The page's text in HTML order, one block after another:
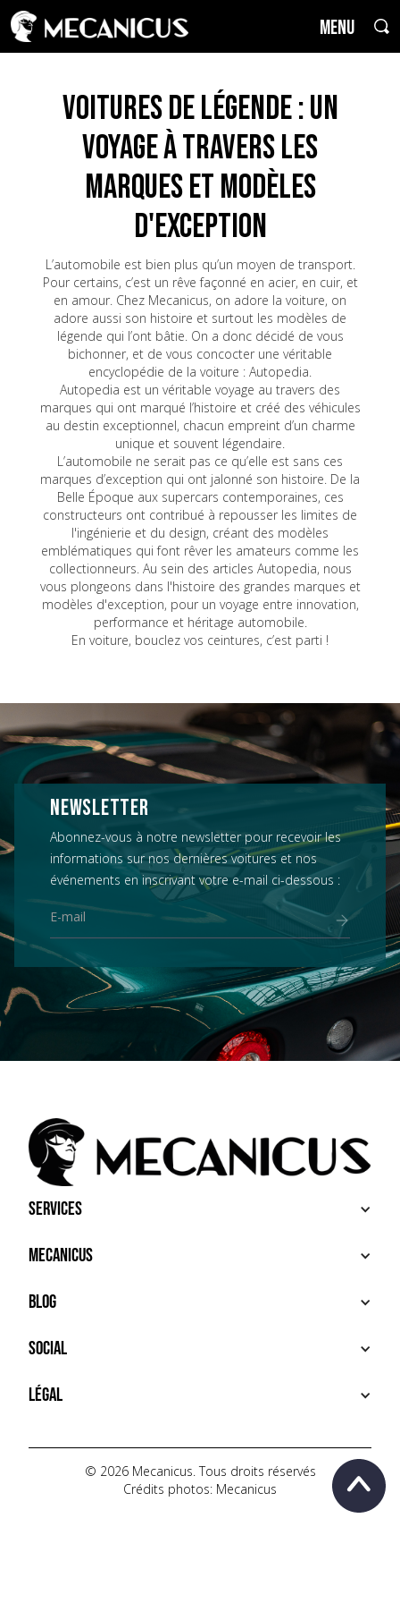
MENU
Voitures de Légende : un
voyage à travers les
marques et modèles
d'exception
L’automobile est bien plus qu’un moyen de transport.
Pour certains, c’est un rêve façonné en acier, en cuir, et
en amour. Chez Mecanicus, on adore la voiture, on
adore aussi son histoire et surtout les modèles de
légende qui l’ont bâtie. On a donc décidé de vous
bichonner, et de vous concocter une véritable
encyclopédie de la voiture : Autopedia.
Autopedia est un véritable voyage au travers des
marques qui ont marqué l’histoire et créé des véhicules
au destin exceptionnel, chacun empreint d’un charme
unique et souvent légendaire.
L’automobile ne serait pas ce qu’elle est sans ces
marques d’exception qui ont jalonné son histoire. De la
Belle Époque aux supercars contemporaines, ces
constructeurs ont contribué à repousser les limites de
l'ingénierie et du design, créant des modèles
emblématiques qui font rêver les amateurs comme les
collectionneurs. Au sein des articles Autopedia, nous
vous plongeons dans l'histoire des grandes marques et
modèles d'exception, pour un voyage entre innovation,
performance et héritage automobile.
En voiture, bouclez vos ceintures, c’est parti !
NEWSLETTER
Abonnez-vous à notre newsletter pour recevoir les
informations sur nos dernières voitures et nos
événements en inscrivant votre e-mail ci-dessous :
Services
ACHETER
VENDRE
SERVICES PREMIUM
Mecanicus
À PROPOS
HOUSE MECANICUS
CONTACT
Blog
NEWS
VIDÉOS
AUTOPÉDIA
Social
INSTAGRAM
TIKTOK
YOUTUBE
Légal
POLITIQUE DE CONFIDENTIALITÉ
© 2026 Mecanicus. Tous droits réservés
Crédits photos: Mecanicus